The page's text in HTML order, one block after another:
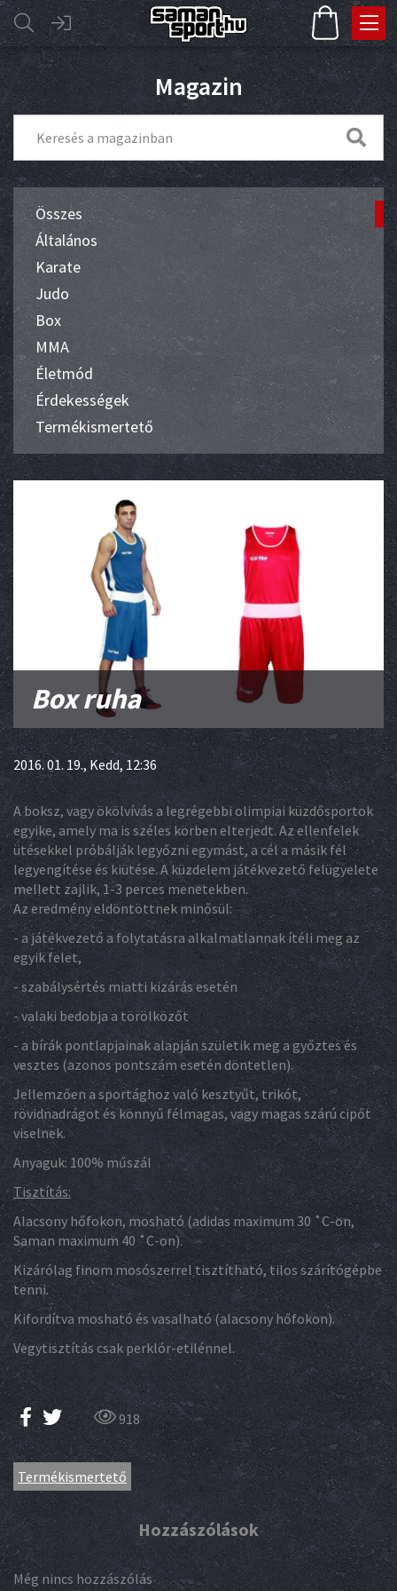
Magazin
Összes
Általános
Karate
Judo
Box
MMA
Életmód
Érdekességek
Termékismertető
Box ruha
2016. 01. 19., Kedd, 12:36
A boksz, vagy ökölvívás a legrégebbi olimpiai küzdősportok
egyike, amely ma is széles körben elterjedt. Az ellenfelek
ütésekkel próbálják legyőzni egymást, a cél a másik fél
legyengítése és kiütése. A küzdelem játékvezető felügyelete
mellett zajlik, 1-3 perces menetekben.
Az eredmény eldöntöttnek minősül:
- a játékvezető a folytatásra alkalmatlannak ítéli meg az
egyik felet,
- szabálysértés miatti kizárás esetén
- valaki bedobja a törölközőt
- a bírák pontlapjainak alapján születik meg a győztes és
vesztes (azonos pontszám esetén döntetlen).
Jellemzően a sportághoz való kesztyűt, trikót,
rövidnadrágot és könnyű félmagas, vagy magas szárú cipőt
viselnek.
Anyaguk: 100% műszál
Tisztítás:
Alacsony hőfokon, mosható (adidas maximum 30 ˚C-on,
Saman maximum 40 ˚C-on).
Kizárólag finom mosószerrel tisztítható, tilos szárítógépbe
tenni.
Kifordítva mosható és vasalható (alacsony hőfokon).
Vegytisztítás csak perklór-etilénnel.
918
Termékismertető
Hozzászólások
Még nincs hozzászólás